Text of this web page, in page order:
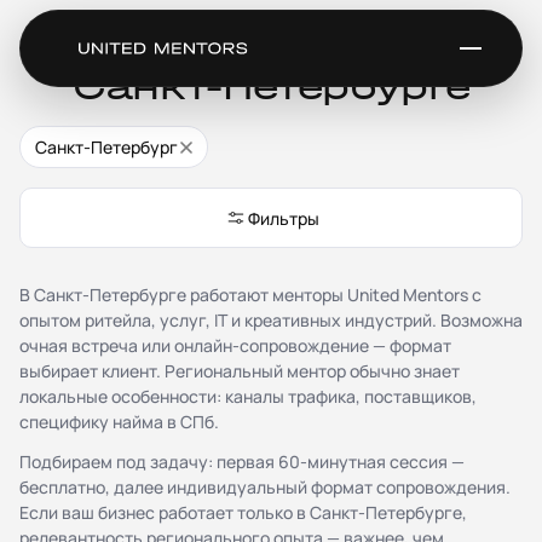
Бизнес-ментор в
Санкт-Петербурге
Санкт-Петербург
Фильтры
В Санкт-Петербурге работают менторы United Mentors с
опытом ритейла, услуг, IT и креативных индустрий. Возможна
очная встреча или онлайн-сопровождение — формат
выбирает клиент. Региональный ментор обычно знает
локальные особенности: каналы трафика, поставщиков,
специфику найма в СПб.
Подбираем под задачу: первая 60-минутная сессия —
бесплатно, далее индивидуальный формат сопровождения.
Если ваш бизнес работает только в Санкт-Петербурге,
Сервис
Как это работает
Стать ментором
Партнёрская программа
Благотворительность
Журнал
Документы
Публичная оферта
Соглашение о конфиденциальности (NDA)
Политика конфиденциальности и обработки